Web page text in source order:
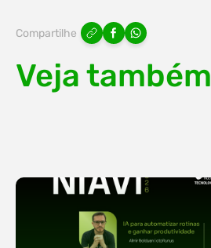
Compartilhe
Veja também